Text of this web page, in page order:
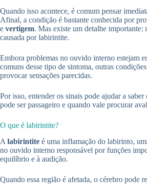
Quando isso acontece, é comum pensar
Afinal, a condição é bastante conhecida por
e vertigem. Mas existe um detalhe importante:
causada por labirintite.
Embora problemas no ouvido interno estejam
comuns desse tipo de sintoma, outras
provocar sensações parecidas.
Por isso, entender os sinais pode ajudar a
pode ser passageiro e quando vale procurar
O que é labirintite?
A labirintite é uma inflamação do labirinto,
no ouvido interno responsável por funções
equilíbrio e à audição.
Quando essa região é afetada, o cérebro pode